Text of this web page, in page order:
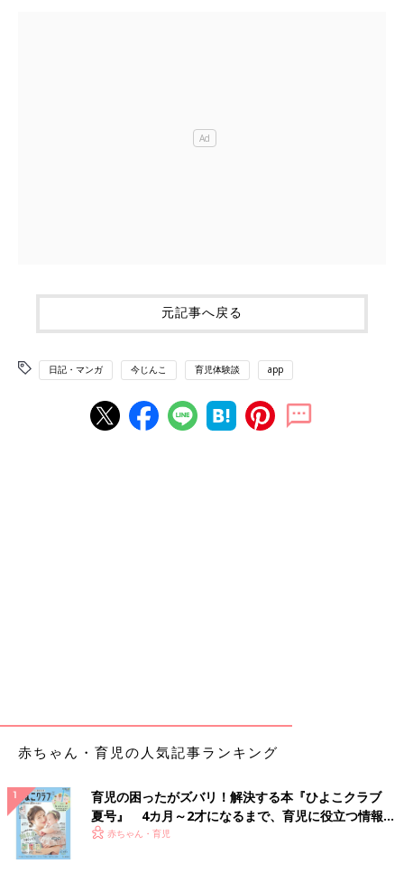
元記事へ戻る
日記・マンガ 今じんこ 育児体験談 app
赤ちゃん・育児の人気記事ランキング
育児の困ったがズバリ！解決する本『ひよこクラブ
夏号』 4カ月～2才になるまで、育児に役立つ情報が
いっぱい！
赤ちゃん・育児